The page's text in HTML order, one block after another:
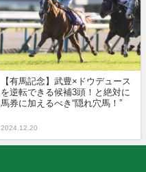
【有馬記念】武豊×ドウデュース
を逆転できる候補3頭！と絶対に
馬券に加えるべき“隠れ穴馬！”
2024.12.20